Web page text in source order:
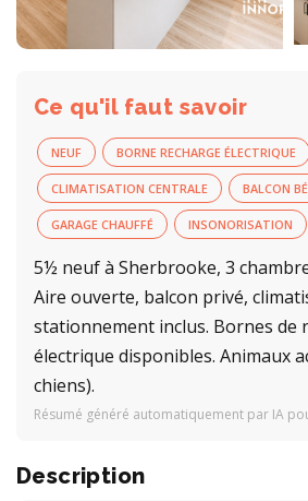
Ce qu'il faut savoir
NEUF BORNE RECHARGE ÉLECTRIQUE
CLIMATISATION CENTRALE BALCON
GARAGE CHAUFFÉ INSONORISATION
5½ neuf à Sherbrooke, 3
Aire ouverte, balcon privé,
stationnement inclus. Bornes de
électrique disponibles. Animaux
chiens).
Résumé généré automatiquement par IA
Description